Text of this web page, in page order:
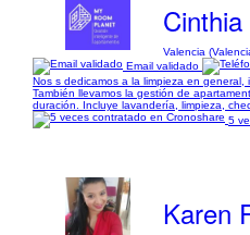
Cinthia
Valencia
Email validado
Nos s dedicamos a la limpieza en
También llevamos la gestión de
duración. Incluye lavandería, limpieza,
5
Karen